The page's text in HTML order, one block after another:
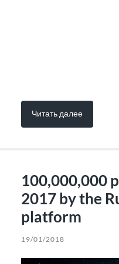
Читать далее
100,000,000
2017 by the
platform
19/01/2018